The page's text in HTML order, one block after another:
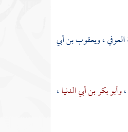
،ويعقوب بن أبي
،وأبو بكر بن أبي الدنيا،